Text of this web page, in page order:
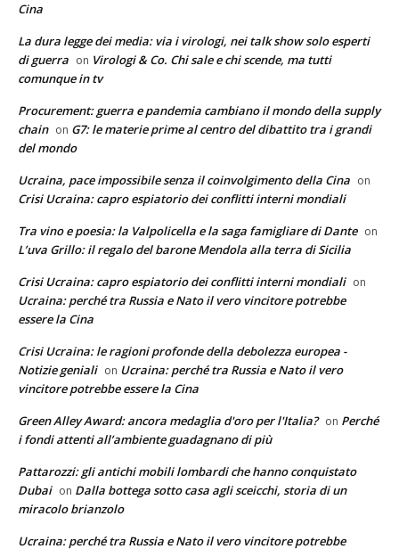
Cina
La dura legge dei media: via i virologi, nei talk show solo esperti
di guerra on Virologi & Co. Chi sale e chi scende, ma tutti
comunque in tv
Procurement: guerra e pandemia cambiano il mondo della supply
chain on G7: le materie prime al centro del dibattito tra i grandi
del mondo
Ucraina, pace impossibile senza il coinvolgimento della Cina on
Crisi Ucraina: capro espiatorio dei conflitti interni mondiali
Tra vino e poesia: la Valpolicella e la saga famigliare di Dante on
L’uva Grillo: il regalo del barone Mendola alla terra di Sicilia
Crisi Ucraina: capro espiatorio dei conflitti interni mondiali on
Ucraina: perché tra Russia e Nato il vero vincitore potrebbe
essere la Cina
Crisi Ucraina: le ragioni profonde della debolezza europea -
Notizie geniali on Ucraina: perché tra Russia e Nato il vero
vincitore potrebbe essere la Cina
Green Alley Award: ancora medaglia d'oro per l'Italia? on Perché
i fondi attenti all’ambiente guadagnano di più
Pattarozzi: gli antichi mobili lombardi che hanno conquistato
Dubai on Dalla bottega sotto casa agli sceicchi, storia di un
miracolo brianzolo
Ucraina: perché tra Russia e Nato il vero vincitore potrebbe